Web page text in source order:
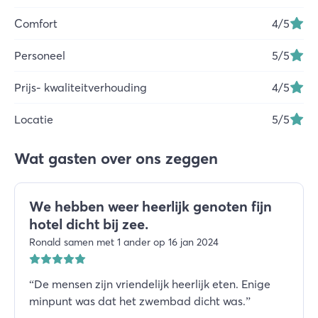
Comfort 4/5
Personeel 5/5
Prijs- kwaliteitverhouding 4/5
Locatie 5/5
Wat gasten over ons zeggen
We hebben weer heerlijk genoten fijn
hotel dicht bij zee.
Ronald samen met 1 ander op 16 jan 2024
“De mensen zijn vriendelijk heerlijk eten. Enige
minpunt was dat het zwembad dicht was.”